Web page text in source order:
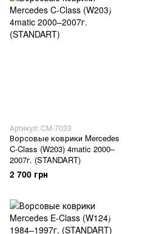
Артикул: CM-7033
Ворсовые коврики Mercedes
C-Class (W203) 4matic 2000–
2007г. (STANDART)
2 700 грн